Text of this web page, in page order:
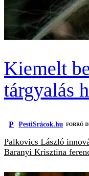
Kiemelt
tárgyalás
P PestiSrácok.hu FORRÓ
Palkovics László
Baranyi Krisztina